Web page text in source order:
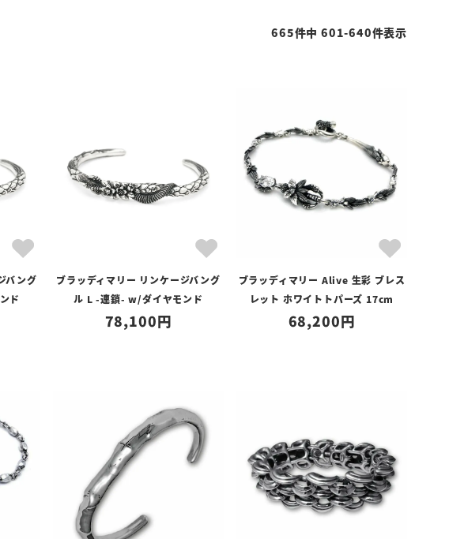
665件中 601-640件表示
バング
ド
ブラッディマリー リンケージバング
ル L -連鎖- w/ダイヤモンド
78,100
ブラッディマリー Alive 生彩 ブレス
レット ホワイトトパーズ 17cm
68,200